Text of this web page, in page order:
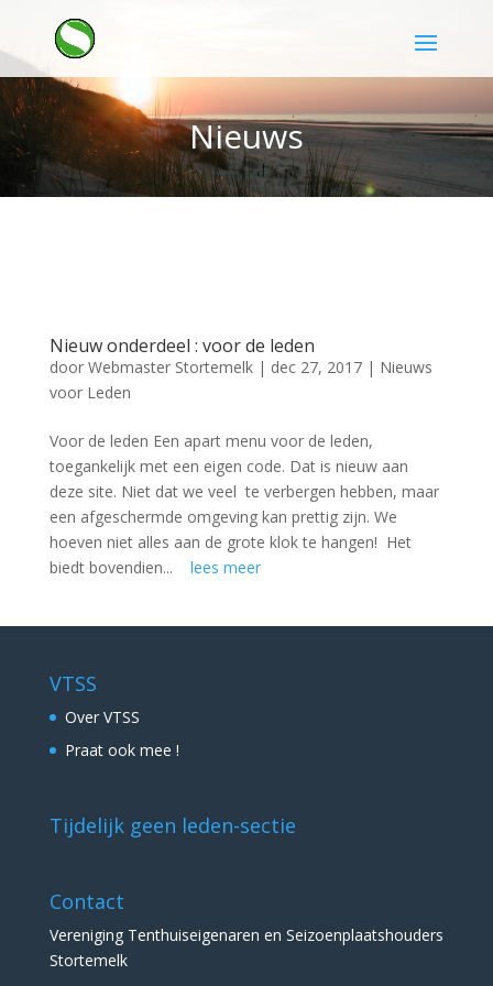
Nieuws
Nieuw onderdeel : voor de leden
door Webmaster Stortemelk| dec 27, 2017| Nieuws
voor Leden
Voor de leden Een apart menu voor de leden,
toegankelijk met een eigen code. Dat is nieuw aan
deze site. Niet dat we veel te verbergen hebben, maar
een afgeschermde omgeving kan prettig zijn. We
hoeven niet alles aan de grote klok te hangen! Het
biedt bovendien... lees meer
VTSS
Over VTSS
Praat ook mee !
Tijdelijk geen leden-sectie
Contact
Vereniging Tenthuiseigenaren en Seizoenplaatshouders
Stortemelk